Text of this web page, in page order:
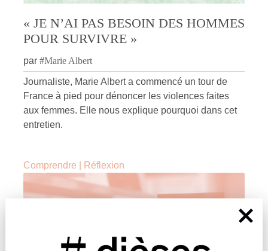
« JE N’AI PAS BESOIN DES HOMMES
POUR SURVIVRE »
par #Marie Albert
Journaliste, Marie Albert a commencé un tour de
France à pied pour dénoncer les violences faites
aux femmes. Elle nous explique pourquoi dans cet
entretien.
Comprendre Réflexion